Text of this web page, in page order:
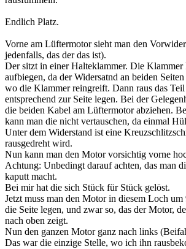
Endlich Platz.
Vorne am Lüftermotor sieht man den
jedenfalls, das der das ist).
Der sitzt in einer Halteklammer. Die
aufbiegen, da der Widersatnd an beiden
wo die Klammer reingreift. Dann raus das
entsprechend zur Seite legen. Bei der
die beiden Kabel am Lüftermotor abziehen.
kann man die nicht vertauschen, da einmal
Unter dem Widerstand ist eine
rausgedreht wird.
Nun kann man den Motor vorsichtig vorne
Achtung: Unbedingt darauf achten, das man
kaputt macht.
Bei mir hat die sich Stück für Stück gelöst.
Jetzt muss man den Motor in diesem Loch um
die Seite legen, und zwar so, das der Motor,
nach oben zeigt.
Nun den ganzen Motor ganz nach links
Das war die einzige Stelle, wo ich ihn